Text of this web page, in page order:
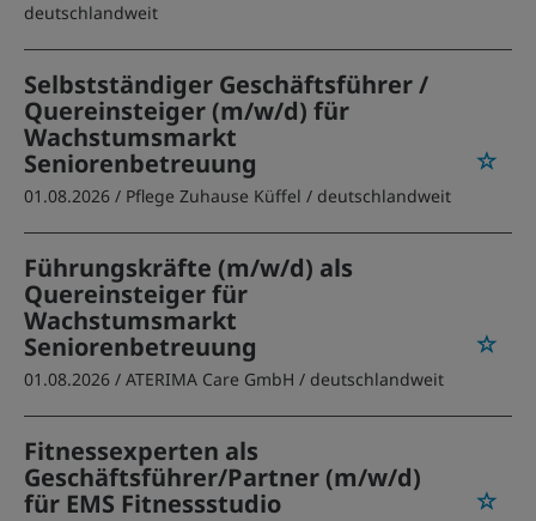
deutschlandweit
Selbstständiger Geschäftsführer /
Quereinsteiger (m/w/d) für
Wachstumsmarkt
Seniorenbetreuung
01.08.2026 / Pflege Zuhause Küffel / deutschlandweit
Führungskräfte (m/w/d) als
Quereinsteiger für
Wachstumsmarkt
Seniorenbetreuung
01.08.2026 / ATERIMA Care GmbH / deutschlandweit
Fitnessexperten als
Geschäftsführer/Partner (m/w/d)
für EMS Fitnessstudio